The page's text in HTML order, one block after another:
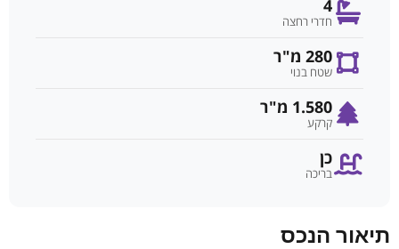
4
חדרי רחצה
280 מ"ר
שטח בנוי
1.580 מ"ר
קרקע
כן
בריכה
תיאור הנכס